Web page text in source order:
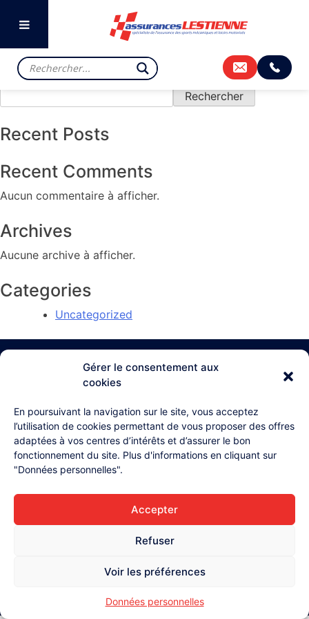
Gérer le consentement aux
cookies
En poursuivant la navigation sur le site, vous acceptez
l’utilisation de cookies permettant de vous proposer des offres
adaptées à vos centres d’intérêts et d’assurer le bon
fonctionnement du site. Plus d'informations en cliquant sur
"Données personnelles".
Accepter
Refuser
Voir les préférences
Données personnelles
Previous:
FONTENAY LE
Next: HAUTE SAINTONGE
Rechercher
Rechercher
Recent Posts
Recent Comments
Aucun commentaire à afficher.
Archives
Aucune archive à afficher.
Categories
Uncategorized
4, rue Henri Lollier
51370 Champigny
Accueil
Contact